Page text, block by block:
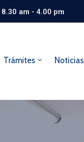
am - 4.00 pm
Trámites Noticias